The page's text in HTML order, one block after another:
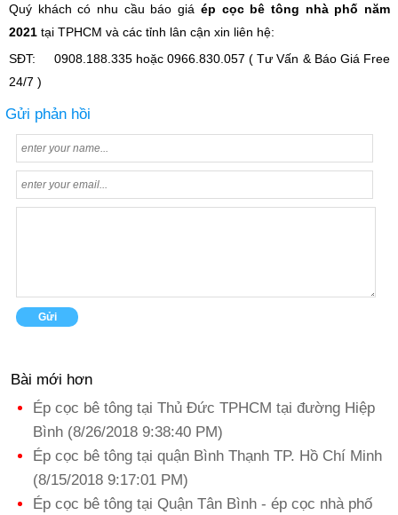
Quý khách có nhu cầu báo giá ép cọc bê tông nhà phố năm
2021 tại TPHCM và các tỉnh lân cận xin liên hệ:
SĐT: 0908.188.335 hoặc 0966.830.057 ( Tư Vấn & Báo Giá Free
24/7 )
Gửi phản hồi
Bài mới hơn
Ép cọc bê tông tại Thủ Đức TPHCM tại đường Hiệp
Bình (8/26/2018 9:38:40 PM)
Ép cọc bê tông tại quận Bình Thạnh TP. Hồ Chí Minh
(8/15/2018 9:17:01 PM)
Ép cọc bê tông tại Quận Tân Bình - ép cọc nhà phố